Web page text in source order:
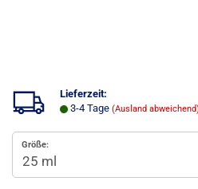
Lieferzeit:
3-4 Tage (Ausland abweichend)
Größe: